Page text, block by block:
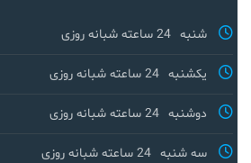
شنبه 24 ساعته شبانه روزی
یکشنبه 24 ساعته شبانه روزی
دوشنبه 24 ساعته شبانه روزی
سه شنبه 24 ساعته شبانه روزی